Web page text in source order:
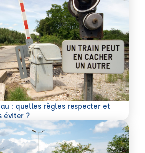
: quelles règles respecter et
éviter ?